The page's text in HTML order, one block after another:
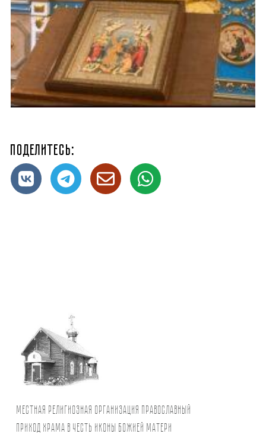
Поделитесь:
Местная религиозная организация православный
Приход храма в честь иконы Божией Матери